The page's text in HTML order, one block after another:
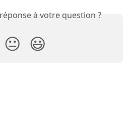
à votre question ?
😐 😃